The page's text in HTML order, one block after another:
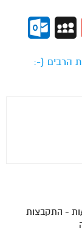
Gmail
MySpace
הרבים (-:
- התקבצות